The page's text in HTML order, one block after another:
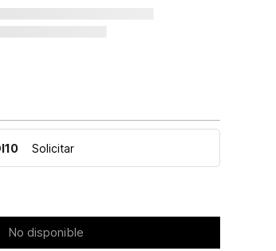
Solicitar
No disponible